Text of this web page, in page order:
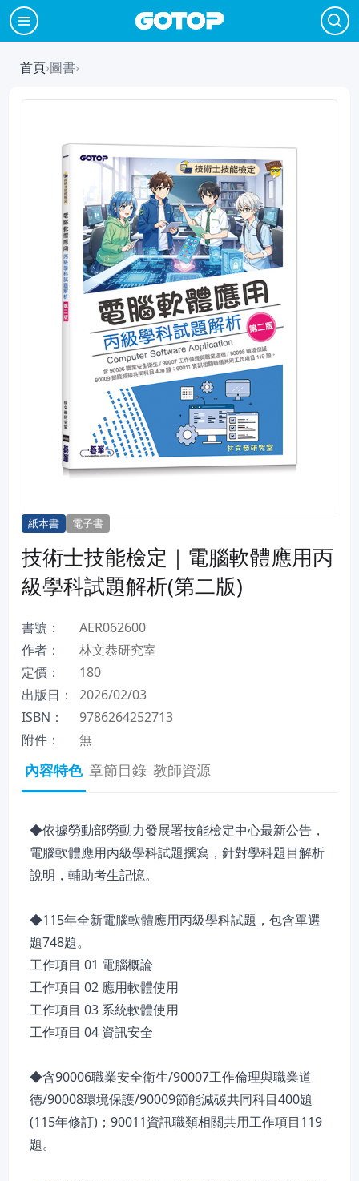
首頁›圖書›
紙本書 電子書
技術士技能檢定｜電腦軟體應用丙
級學科試題解析(第二版)
書號：
AER062600
作者：
林文恭研究室
定價：
180
出版日：
2026/02/03
ISBN：
9786264252713
附件：
無
內容特色 章節目錄 教師資源
◆依據勞動部勞動力發展署技能檢定中心最新公告，
電腦軟體應用丙級學科試題撰寫，針對學科題目解析
說明，輔助考生記憶。
◆115年全新電腦軟體應用丙級學科試題，包含單選
題748題。
工作項目 01 電腦概論
工作項目 02 應用軟體使用
工作項目 03 系統軟體使用
工作項目 04 資訊安全
◆含90006職業安全衛生/90007工作倫理與職業道
德/90008環境保護/90009節能減碳共同科目400題
(115年修訂)；90011資訊職類相關共用工作項目119
題。